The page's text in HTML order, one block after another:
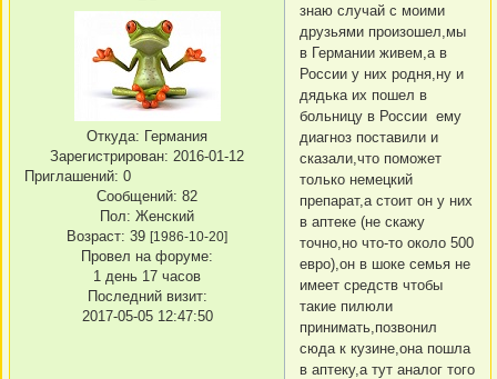
Откуда: Германия
Зарегистрирован: 2016-01-12
Приглашений: 0
Сообщений: 82
Пол: Женский
Возраст: 39 [1986-10-20]
Провел на форуме:
1 день 17 часов
Последний визит:
2017-05-05 12:47:50
знаю случай с моими
друзьями произошел,мы
в Германии живем,а в
России у них родня,ну и
дядька их пошел в
больницу в России ему
диагноз поставили и
сказали,что поможет
только немецкий
препарат,а стоит он у них
в аптеке (не скажу
точно,но что-то около 500
евро),он в шоке семья не
имеет средств чтобы
такие пилюли
принимать,позвонил
сюда к кузине,она пошла
в аптеку,а тут аналог того